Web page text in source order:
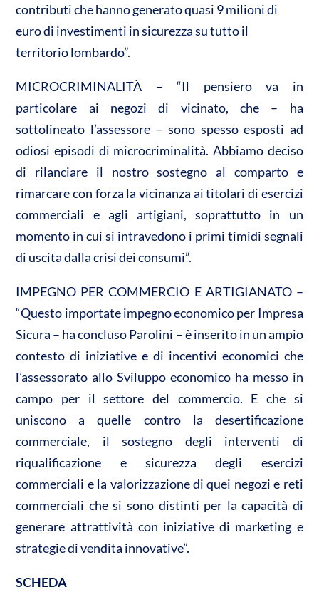
contributi che hanno generato quasi 9 milioni di
euro di investimenti in sicurezza su tutto il
territorio lombardo”.
MICROCRIMINALITÀ – “Il pensiero va in
particolare ai negozi di vicinato, che – ha
sottolineato l’assessore – sono spesso esposti ad
odiosi episodi di microcriminalità. Abbiamo deciso
di rilanciare il nostro sostegno al comparto e
rimarcare con forza la vicinanza ai titolari di esercizi
commerciali e agli artigiani, soprattutto in un
momento in cui si intravedono i primi timidi segnali
di uscita dalla crisi dei consumi”.
IMPEGNO PER COMMERCIO E ARTIGIANATO –
“Questo importate impegno economico per Impresa
Sicura – ha concluso Parolini – è inserito in un ampio
contesto di iniziative e di incentivi economici che
l’assessorato allo Sviluppo economico ha messo in
campo per il settore del commercio. E che si
uniscono a quelle contro la desertificazione
commerciale, il sostegno degli interventi di
riqualificazione e sicurezza degli esercizi
commerciali e la valorizzazione di quei negozi e reti
commerciali che si sono distinti per la capacità di
generare attrattività con iniziative di marketing e
strategie di vendita innovative”.
SCHEDA